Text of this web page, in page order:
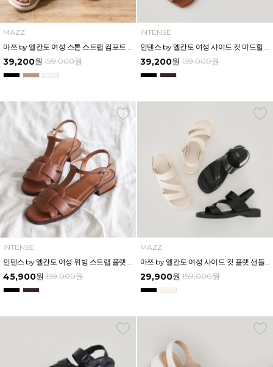
MAZZ
마쯔 by 엘칸토 여성 스톤 스트랩 컴포트 샌들 3.5cm LCWW07M626
39,200원 159,000원
INTENSE
인텐스 by 엘칸토 여성 사이드 컷 미드힐 뮬 5cm LCWW03I626
39,200원 159,000원
INTENSE
인텐스 by 엘칸토 여성 위빙 스트랩 플랫 샌들 2.5cm LCWW05I626
45,900원 159,000원
MAZZ
마쯔 by 엘칸토 여성 사이드 컷 플랫 샌들 2.5cm LCWW65M626
29,900원 159,000원